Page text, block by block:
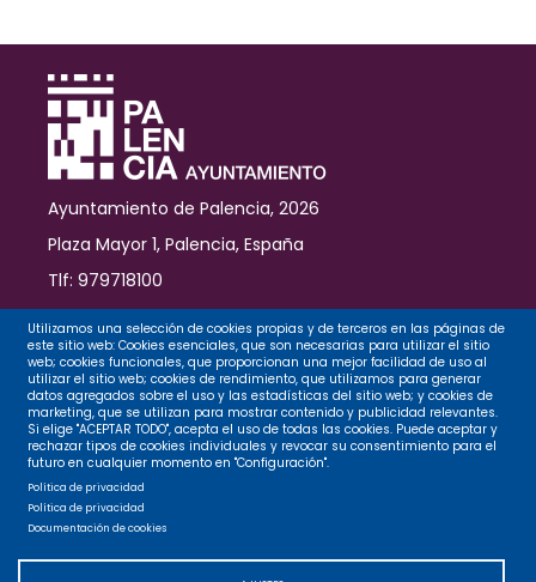
formado
por
miniglús
Ayuntamiento de Palencia, 2026
Plaza Mayor 1, Palencia, España
Tlf: 979718100
Contacto
Legal
Privacidad
Utilizamos una selección de cookies propias y de terceros en las páginas de
este sitio web: Cookies esenciales, que son necesarias para utilizar el sitio
web; cookies funcionales, que proporcionan una mejor facilidad de uso al
utilizar el sitio web; cookies de rendimiento, que utilizamos para generar
datos agregados sobre el uso y las estadísticas del sitio web; y cookies de
marketing, que se utilizan para mostrar contenido y publicidad relevantes.
Si elige "ACEPTAR TODO", acepta el uso de todas las cookies. Puede aceptar y
rechazar tipos de cookies individuales y revocar su consentimiento para el
futuro en cualquier momento en "Configuración".
Política de privacidad
Política de privacidad
Documentación de cookies